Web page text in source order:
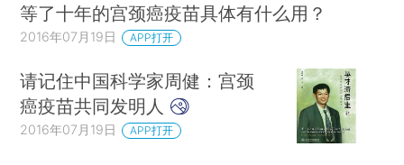
等了十年的宫颈癌疫苗具体有什么用？
2016年07月19日 APP打开
请记住中国科学家周健：宫颈
癌疫苗共同发明人
2016年07月19日 APP打开